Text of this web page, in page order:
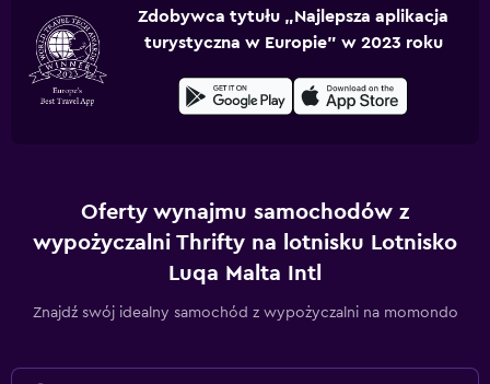
Zdobywca tytułu „Najlepsza aplikacja
turystyczna w Europie” w 2023 roku
Oferty wynajmu samochodów z
wypożyczalni Thrifty na lotnisku Lotnisko
Luqa Malta Intl
Znajdź swój idealny samochód z wypożyczalni na momondo